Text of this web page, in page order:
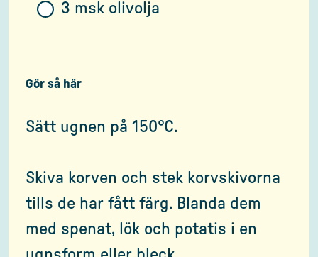
3 msk olivolja
Gör så här
Sätt ugnen på 150°C.
Skiva korven och stek korvskivorna
tills de har fått färg. Blanda dem
med spenat, lök och potatis i en